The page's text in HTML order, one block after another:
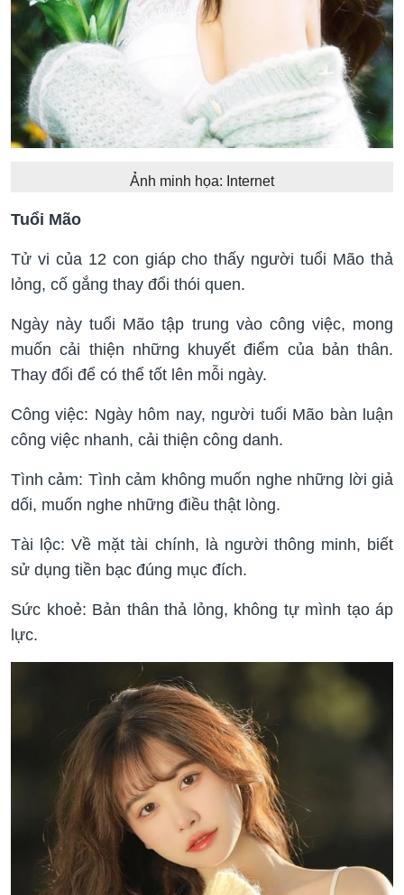
Ảnh minh họa: Internet
Tuổi Mão
Tử vi của 12 con giáp cho thấy người tuổi Mão thả
lỏng, cố gắng thay đổi thói quen.
Ngày này tuổi Mão tập trung vào công việc, mong
muốn cải thiện những khuyết điểm của bản thân.
Thay đổi để có thể tốt lên mỗi ngày.
Công việc: Ngày hôm nay, người tuổi Mão bàn luận
công việc nhanh, cải thiện công danh.
Tình cảm: Tình cảm không muốn nghe những lời giả
dối, muốn nghe những điều thật lòng.
Tài lộc: Về mặt tài chính, là người thông minh, biết
sử dụng tiền bạc đúng mục đích.
Sức khoẻ: Bản thân thả lỏng, không tự mình tạo áp
lực.